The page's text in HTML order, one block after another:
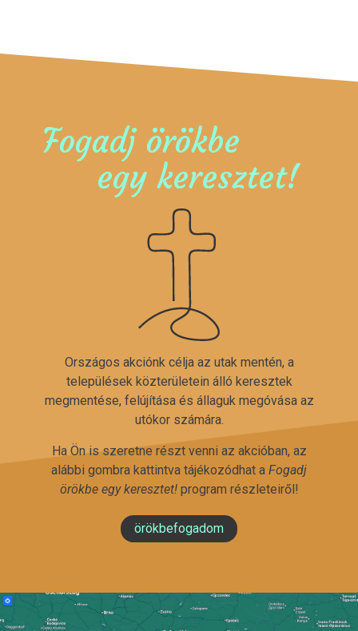
Fogadj örökbe
egy keresztet!
Országos akciónk célja az utak mentén, a
települések közterületein álló keresztek
megmentése, felújítása és állaguk megóvása az
utókor számára.
Ha Ön is szeretne részt venni az akcióban, az
alábbi gombra kattintva tájékozódhat a Fogadj
örökbe egy keresztet!program részleteiről!
örökbefogadom